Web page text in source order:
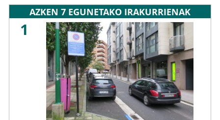
AZKEN 7 EGUNETAKO IRAKURRIENAK
1